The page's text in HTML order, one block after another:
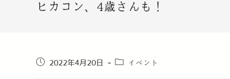
ヒカコン、4歳さんも！
2022年4月20日 イベント